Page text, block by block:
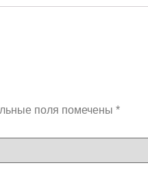
поля помечены *